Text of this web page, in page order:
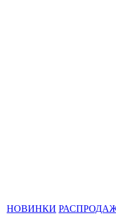
НОВИНКИ